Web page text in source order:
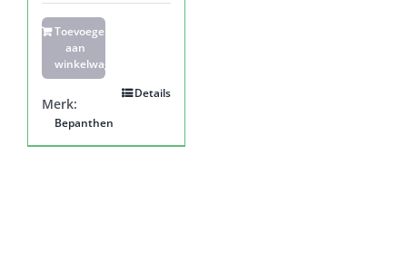
Toevoegen
aan
winkelwagen
Details
Merk:
Bepanthen